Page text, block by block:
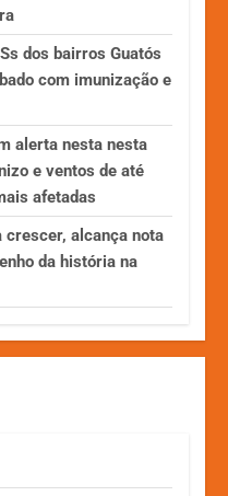
dos bairros Guatós
com imunização e
alerta nesta nesta
e ventos de até
afetadas
crescer, alcança nota
da história na